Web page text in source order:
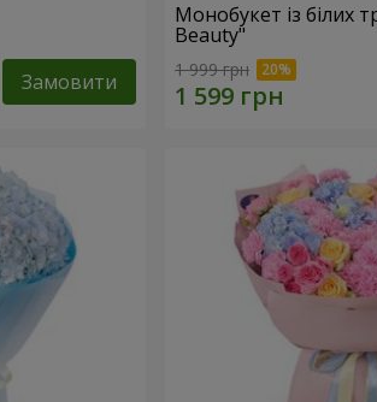
Замовити
Монобукет із білих
Beauty"
1 999 грн